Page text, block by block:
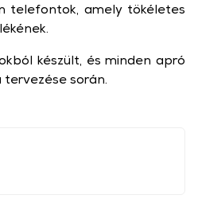
telefontok, amely tökéletes
készült, és minden apró
során.